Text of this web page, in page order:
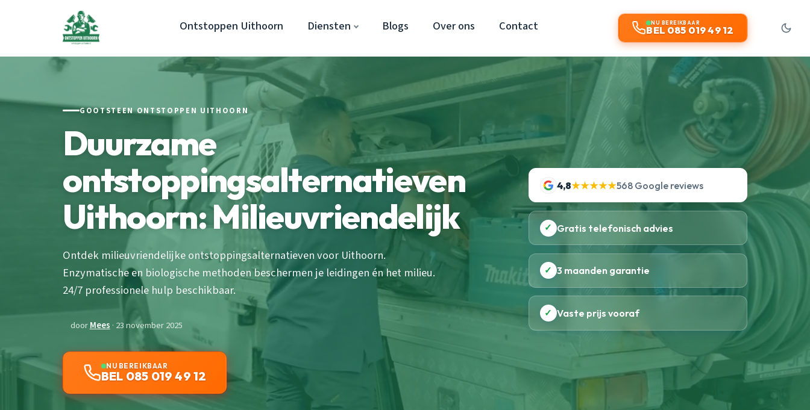
Ontstoppen Uithoorn Diensten Blogs Over ons Contact NU BEREIKBAAR
BEL 085 019 49 12
GOOTSTEEN ONTSTOPPEN UITHOORN
Duurzame
ontstoppingsalternatieven
Uithoorn: Milieuvriendelijk
Ontdek milieuvriendelijke ontstoppingsalternatieven voor Uithoorn.
Enzymatische en biologische methoden beschermen je leidingen én het milieu.
24/7 professionele hulp beschikbaar.
doorMees · 23 november 2025
NU BEREIKBAAR
BEL 085 019 49 12
4,8★★★★★568 Google reviews
✓ Gratis telefonisch advies
✓ 3 maanden garantie
✓ Vaste prijs vooraf